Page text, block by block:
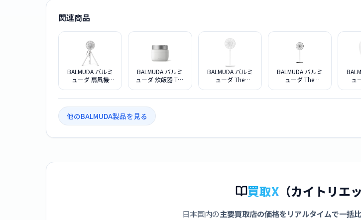
関連商品
BALMUDA バルミ
ューダ 扇風機
BALMUDA バルミ
ューダ 炊飯器 The
BALMUDA バルミ
ューダ The
BALMUDA バルミ
ューダ The
ュ
他のBALMUDA製品を見る
買取X （カイトリエ
日本国内の主要買取店の価格をリアルタイムで一括